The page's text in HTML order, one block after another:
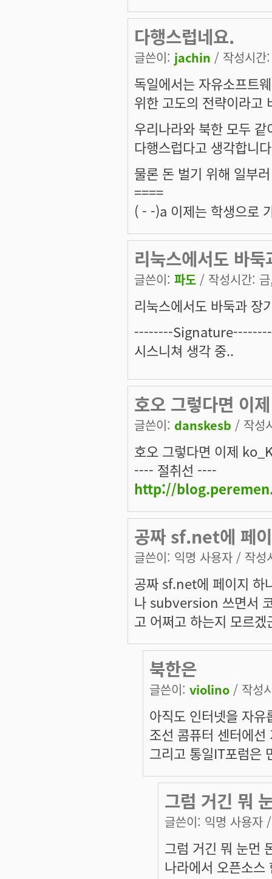
다행스럽네요.
글쓴이: jachin / 작성시
독일에서는 자유소프트
위한 고도의 전략이라고
우리나라와 북한 모두
다행스럽다고 생각합니
물론 돈 벌기 위해 일부
====
( - -)a 이제는 학생으로
리눅스에서도 바둑
글쓴이: 파도 / 작성시간:
리눅스에서도 바둑과 장
--------Signature--------
시스니쳐 생각 중..
호오 그렇다면 이제
글쓴이: danskesb / 작성
호오 그렇다면 이제
---- 절취선 ----
http://
공짜 sf.net에 페
글쓴이: 익명 사용자 / 작성
공짜 sf.net에 페이지 하
나 subversion 쓰면서
고 어쩌고 하는지 모르
북한은
글쓴이: violino / 작성
아직도 인터넷을 자
조선 콤퓨터 센터에선
그리고 통일IT포럼은
그럼 거긴 뭐
글쓴이: 익명 사용자
그럼 거긴 뭐 눈먼
나라에서 오픈소